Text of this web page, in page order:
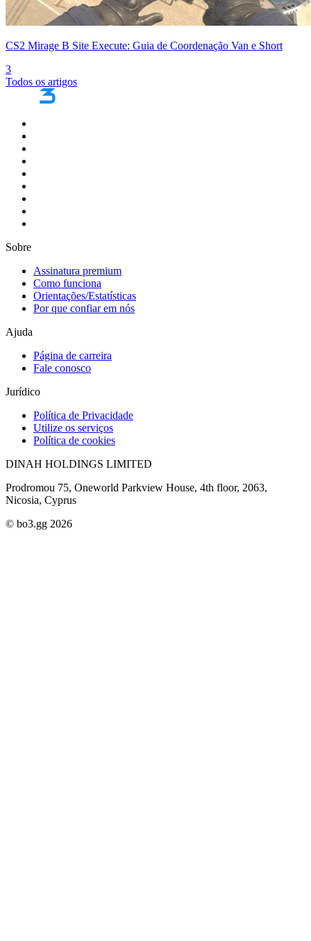
CS2 Mirage B Site Execute: Guia de Coordenação Van e Short
3
Todos os artigos
Sobre
Assinatura premium
Como funciona
Orientações/Estatísticas
Por que confiar em nós
Ajuda
Página de carreira
Fale conosco
Jurídico
Política de Privacidade
Utilize os serviços
Política de cookies
DINAH HOLDINGS LIMITED
Prodromou 75, Oneworld Parkview House, 4th floor, 2063,
Nicosia, Cyprus
© bo3.gg 2026